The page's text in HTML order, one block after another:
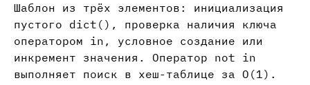
Шаблон из трёх элементов: инициализация
пустого dict(), проверка наличия ключа
оператором in, условное создание или
инкремент значения. Оператор not in
выполняет поиск в хеш-таблице за O(1).